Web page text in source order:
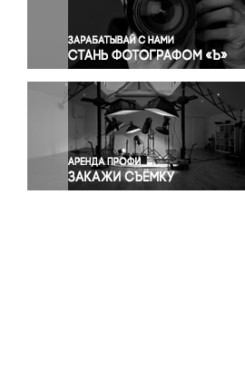
Правосудие
Происшествия и конфликты
Религия
Светская жизнь
Спорт
Экология
Экономика и бизнес